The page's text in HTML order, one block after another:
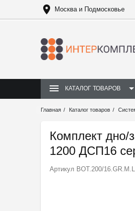
Москва и Подмосковье
КАТАЛОГ ТОВАРОВ
Главная Каталог товаров
Комплект дно/
1200 ДСП16
Артикул BOT.200/